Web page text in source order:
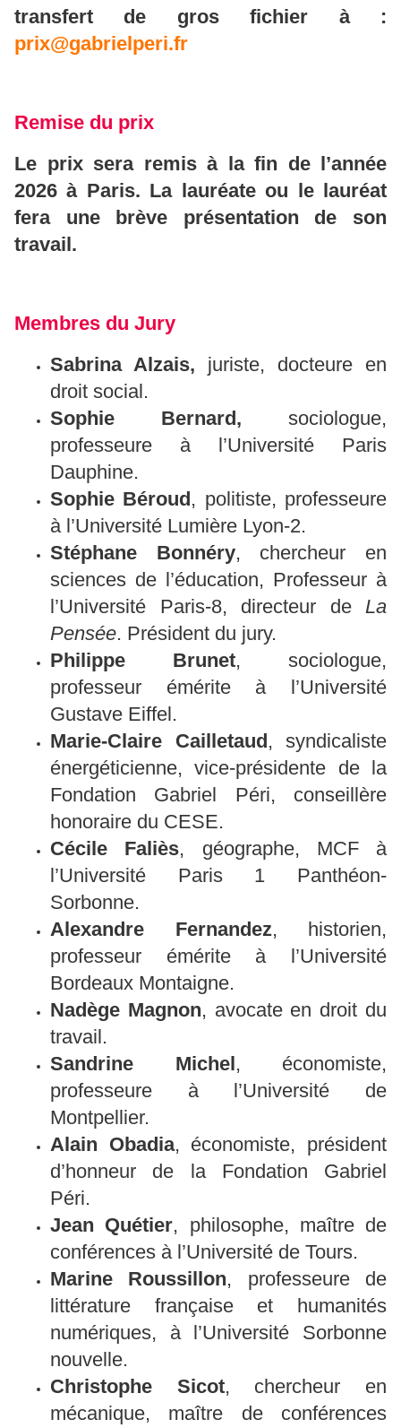
transfert de gros fichier à :
prix@gabrielperi.fr
Remise du prix
Le prix sera remis à la fin de l’année
2026 à Paris. La lauréate ou le lauréat
fera une brève présentation de son
travail.
Membres du Jury
Sabrina Alzais, juriste, docteure en
droit social.
Sophie
Bernard, sociologue,
professeure à l’Université Paris
Dauphine.
Sophie Béroud, politiste, professeure
à l’Université Lumière Lyon-2.
Stéphane Bonnéry, chercheur en
sciences de l’éducation, Professeur à
l’Université Paris-8, directeur de La
Pensée. Président du jury.
Philippe Brunet, sociologue,
professeur émérite à l’Université
Gustave Eiffel.
Marie-Claire Cailletaud, syndicaliste
énergéticienne, vice-présidente de la
Fondation Gabriel Péri, conseillère
honoraire du CESE.
Cécile Faliès, géographe, MCF à
l’Université Paris 1 Panthéon-
Sorbonne.
Alexandre Fernandez, historien,
professeur émérite à l’Université
Bordeaux Montaigne.
Nadège Magnon, avocate en droit du
travail.
Sandrine Michel, économiste,
professeure à l’Université de
Montpellier.
Alain Obadia, économiste, président
d’honneur de la Fondation Gabriel
Péri.
Jean Quétier, philosophe, maître de
conférences à l’Université de Tours.
Marine Roussillon, professeure de
littérature française et humanités
numériques, à l’Université Sorbonne
nouvelle.
Christophe Sicot, chercheur en
mécanique, maître de conférences